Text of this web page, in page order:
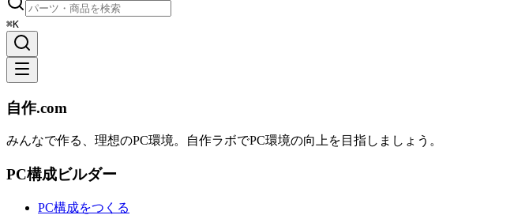
⌘K
自作.com
みんなで作る、理想のPC環境。 自作ラボでPC環境の向上を目指しましょう。
PC構成ビルダー
PC構成をつくる